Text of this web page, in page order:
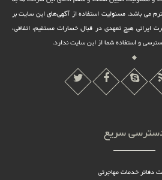
می باشد. مسئولیت استفاده از آگهی‌های این سایت بر
هیچ تعهدى در قبال خسارات مستقیم، اتفاقى،
و استفاده شما از این سایت ندارد.
سریع
دفاتر خدمات مهاجرتی